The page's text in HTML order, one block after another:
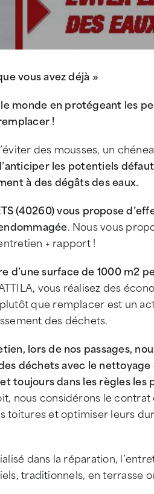
vous avez déjà »
monde en protégeant les
!
des mousses, un
les potentiels
à des dégâts des eaux.
(40260) vous propose
. Nous vous
+ rapport !
d’une surface de 1000 m2
vous réalisez des
que remplacer est un
des déchets.
lors de nos passages,
déchets avec le nettoyage
toujours dans les règles
nous considérons le
toitures et optimiser leurs
dans la réparation,
traditionnels, en terrasse